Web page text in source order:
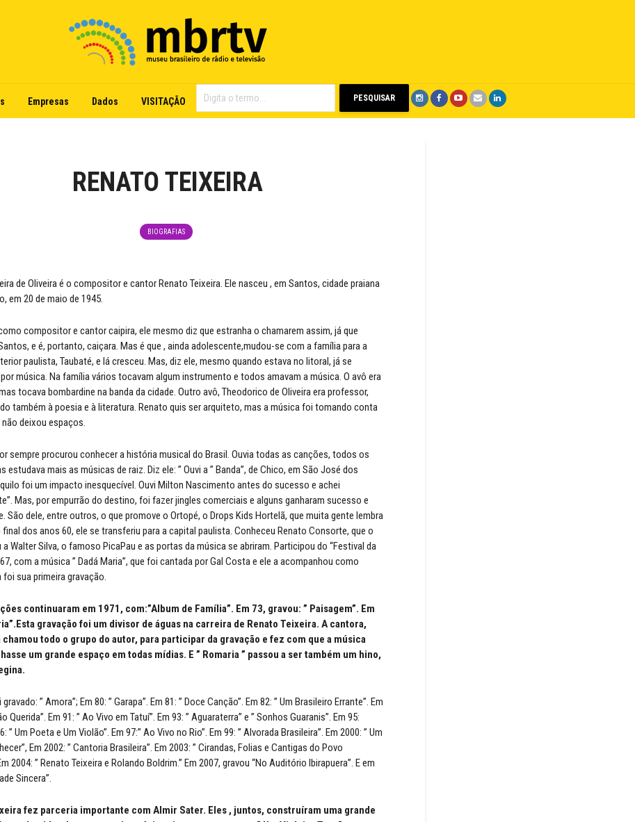
Empresas Dados VISITAÇÃO PESQUISAR
RENATO TEIXEIRA
BIOGRAFIAS
de Oliveira é o compositor e cantor Renato Teixeira. Ele nasceu , em Santos, cidade praiana
em 20 de maio de 1945.
compositor e cantor caipira, ele mesmo diz que estranha o chamarem assim, já que
e é, portanto, caiçara. Mas é que , ainda adolescente,mudou-se com a família para a
paulista, Taubaté, e lá cresceu. Mas, diz ele, mesmo quando estava no litoral, já se
música. Na família vários tocavam algum instrumento e todos amavam a música. O avô era
tocava bombardine na banda da cidade. Outro avô, Theodorico de Oliveira era professor,
também à poesia e à literatura. Renato quis ser arquiteto, mas a música foi tomando conta
não deixou espaços.
sempre procurou conhecer a história musical do Brasil. Ouvia todas as canções, todos os
estudava mais as músicas de raiz. Diz ele: ” Ouvi a ” Banda”, de Chico, em São José dos
foi um impacto inesquecível. Ouvi Milton Nascimento antes do sucesso e achei
Mas, por empurrão do destino, foi fazer jingles comerciais e alguns ganharam sucesso e
São dele, entre outros, o que promove o Ortopé, o Drops Kids Hortelã, que muita gente lembra
dos anos 60, ele se transferiu para a capital paulista. Conheceu Renato Consorte, que o
Walter Silva, o famoso PicaPau e as portas da música se abriram. Participou do “Festival da
com a música ” Dadá Maria”, que foi cantada por Gal Costa e ele a acompanhou como
foi sua primeira gravação.
continuaram em 1971, com:”Album de Família”. Em 73, gravou: ” Paisagem”. Em
gravação foi um divisor de águas na carreira de Renato Teixeira. A cantora,
chamou todo o grupo do autor, para participar da gravação e fez com que a música
um grande espaço em todas mídias. E ” Romaria ” passou a ser também um hino,
” Amora”; Em 80: ” Garapa”. Em 81: ” Doce Canção”. Em 82: ” Um Brasileiro Errante”. Em
Querida”. Em 91: ” Ao Vivo em Tatuí”. Em 93: ” Aguaraterra” e ” Sonhos Guaranis”. Em 95:
” Um Poeta e Um Violão”. Em 97:” Ao Vivo no Rio”. Em 99: ” Alvorada Brasileira”. Em 2000: ” Um
Em 2002: ” Cantoria Brasileira”. Em 2003: ” Cirandas, Folias e Cantigas do Povo
2004: ” Renato Teixeira e Rolando Boldrim.” Em 2007, gravou “No Auditório Ibirapuera”. E em
Sincera”.
fez parceria importante com Almir Sater. Eles , juntos, construíram uma grande